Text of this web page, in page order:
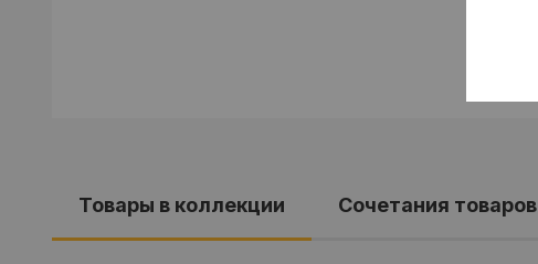
Товары в коллекции Cочетания товаров